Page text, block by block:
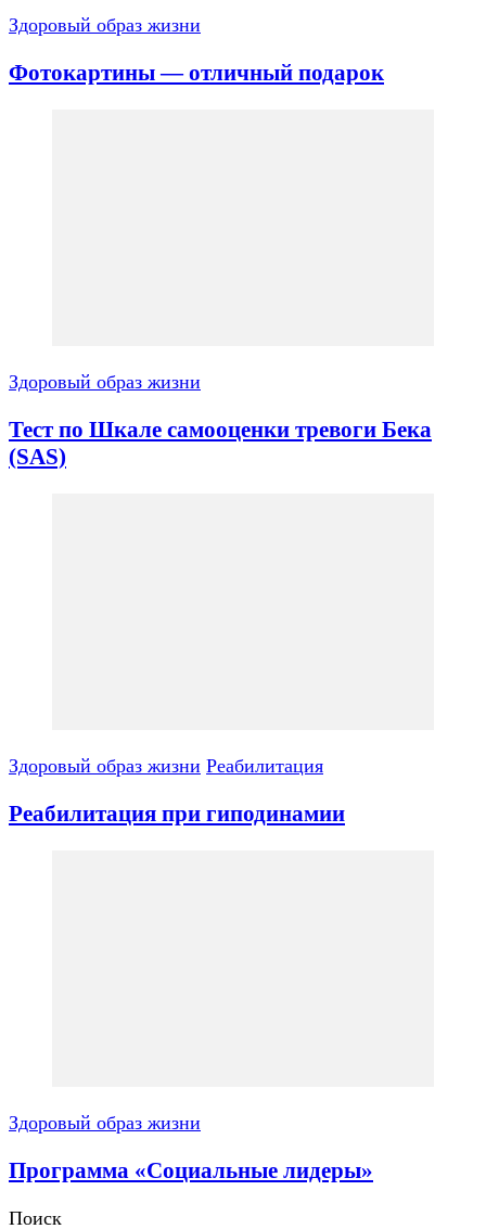
Здоровый образ жизни
Фотокартины — отличный подарок
Здоровый образ жизни
Тест по Шкале самооценки тревоги Бека
(SAS)
Здоровый образ жизни Реабилитация
Реабилитация при гиподинамии
Здоровый образ жизни
Программа «Социальные лидеры»
Поиск